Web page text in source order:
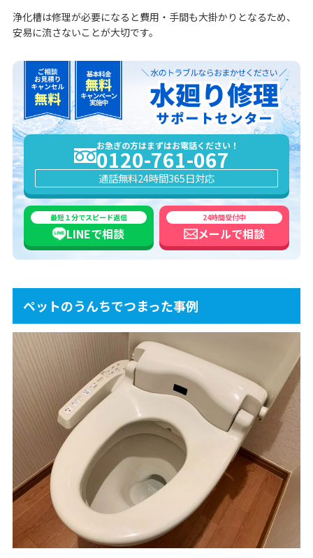
浄化槽は修理が必要になると費用・手間も大掛かりとなるため、
安易に流さないことが大切です。
お急ぎの方はまずはお電話ください！
0120-761-067
通話無料24時間365日対応
最短１分でスピード返信
LINEで相談
24時間受付中
メールで相談
ペットのうんちでつまった事例